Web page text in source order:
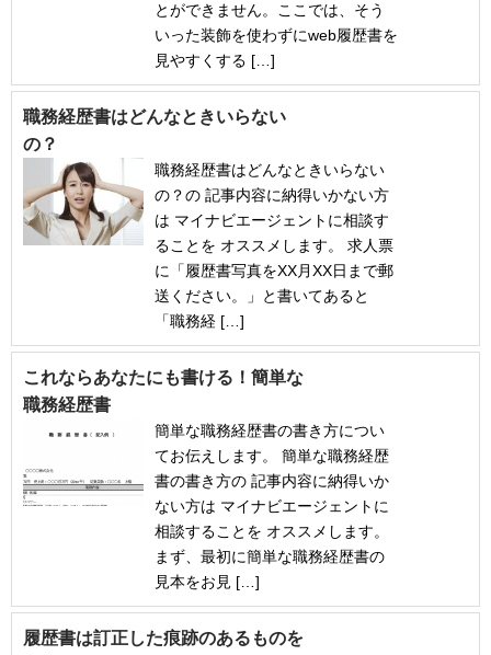
とができません。ここでは、そう
いった装飾を使わずにweb履歴書を
見やすくする […]
職務経歴書はどんなときいらない
の？
職務経歴書はどんなときいらない
の？の 記事内容に納得いかない方
は マイナビエージェントに相談す
ることを オススメします。 求人票
に「履歴書写真をXX月XX日まで郵
送ください。」と書いてあると
「職務経 […]
これならあなたにも書ける！簡単な
職務経歴書
簡単な職務経歴書の書き方につい
てお伝えします。 簡単な職務経歴
書の書き方の 記事内容に納得いか
ない方は マイナビエージェントに
相談することを オススメします。
まず、最初に簡単な職務経歴書の
見本をお見 […]
履歴書は訂正した痕跡のあるものを